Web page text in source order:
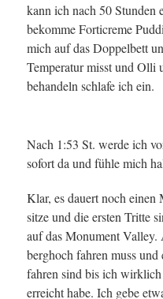
kann ich nach 50 Stunden
bekomme Forticreme
mich auf das Doppelbett
Temperatur misst und Olli
behandeln schlafe ich ein.
Nach 1:53 St. werde ich
sofort da und fühle mich
Klar, es dauert noch einen
sitze und die ersten Tritte
auf das Monument
berghoch fahren muss
fahren sind bis ich
erreicht habe. Ich gebe